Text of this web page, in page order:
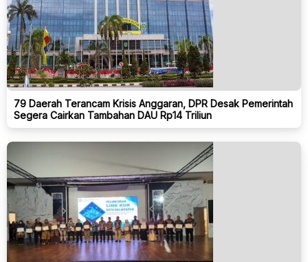
79 Daerah Terancam Krisis Anggaran, DPR Desak Pemerintah
Segera Cairkan Tambahan DAU Rp14 Triliun